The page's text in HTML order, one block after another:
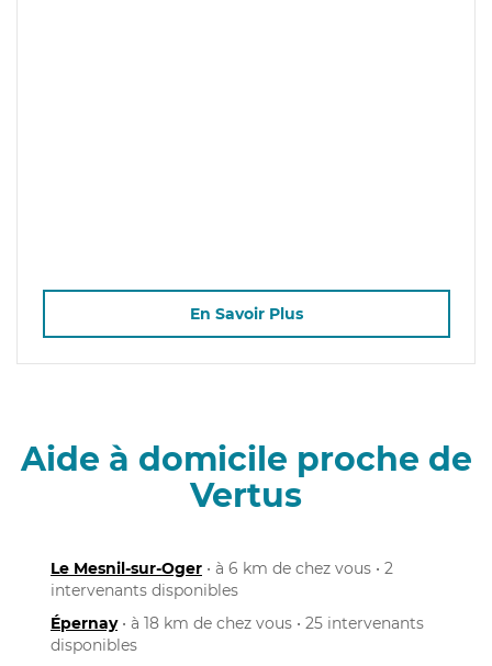
En Savoir Plus
Aide à domicile proche de
Vertus
Le Mesnil-sur-Oger • à 6 km de chez vous • 2
intervenants disponibles
Épernay• à 18 km de chez vous • 25 intervenants
disponibles